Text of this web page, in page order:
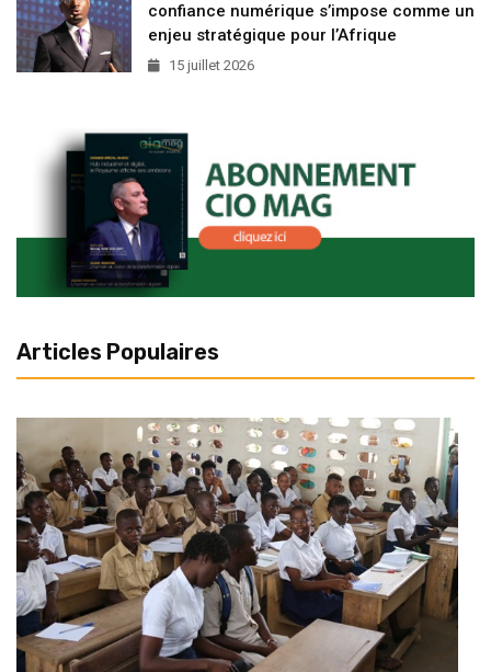
confiance numérique s’impose comme un
enjeu stratégique pour l’Afrique
15 juillet 2026
Articles Populaires